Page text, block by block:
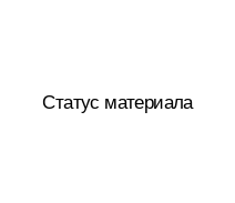
Статус материала